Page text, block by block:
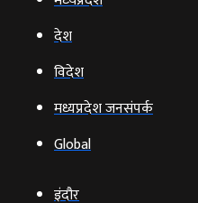
देश
विदेश
मध्यप्रदेश जनसंपर्क
Global
इंदौर